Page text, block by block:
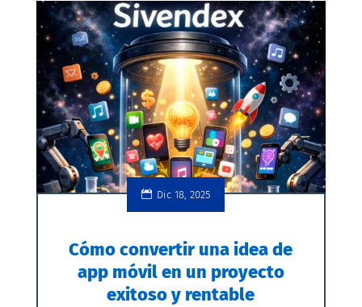
Dic 18, 2025
Cómo convertir una idea de
app móvil en un proyecto
exitoso y rentable